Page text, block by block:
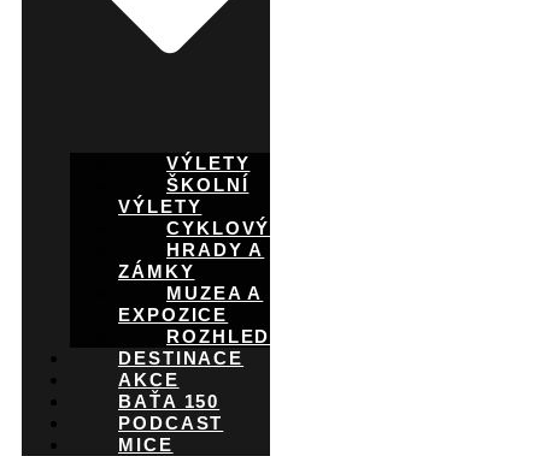
VÝLETY
ŠKOLNÍ
VÝLETY
CYKLOVÝLETY
HRADY A
ZÁMKY
MUZEA A
EXPOZICE
ROZHLEDNY
DESTINACE
AKCE
BAŤA 150
PODCAST
MICE